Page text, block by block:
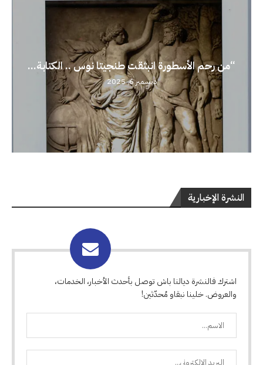
“من رحم الأسطورة انبثقت طنجيتا نوس .. الكتابة...
ديسمبر 6, 2025
النشرة الإخبارية
اشترك فالنشرة ديالنا باش توصل بأحدث الأخبار، الخدمات،
والعروض. خلينا نبقاو مُحدّثين!